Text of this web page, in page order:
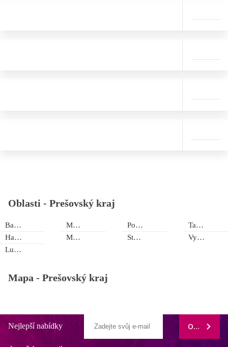
Oblasti - Prešovský kraj
Bardejov
Haligovce
Lučivná
Malý Lipník
Mengusovce
Poprad
Stará Ľubovňa
Tatranská Štrba
Vyšné Ružbachy
Mapa - Prešovský kraj
Nejlepší nabídky ODEBÍRAT